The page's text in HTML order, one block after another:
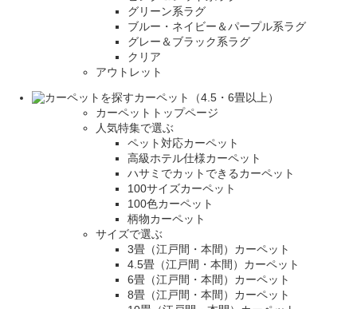
グリーン系ラグ
ブルー・ネイビー＆パープル系ラグ
グレー＆ブラック系ラグ
クリア
アウトレット
カーペット（4.5・6畳以上）
カーペットトップページ
人気特集で選ぶ
ペット対応カーペット
高級ホテル仕様カーペット
ハサミでカットできるカーペット
100サイズカーペット
100色カーペット
柄物カーペット
サイズで選ぶ
3畳（江戸間・本間）カーペット
4.5畳（江戸間・本間）カーペット
6畳（江戸間・本間）カーペット
8畳（江戸間・本間）カーペット